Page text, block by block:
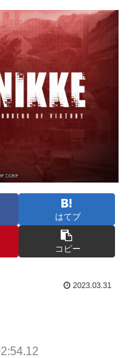
はてブ
コピー
2023.03.31